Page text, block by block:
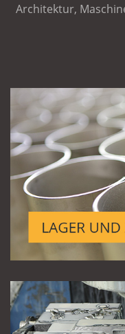
Architektur,